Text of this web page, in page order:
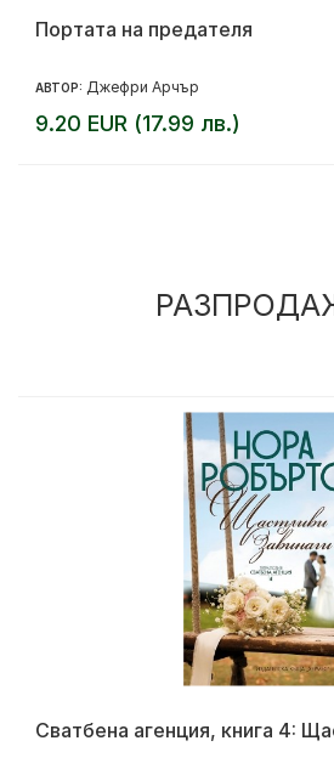
Портата на предателя
АВТОР: Джефри Арчър
9.20 EUR (17.99 лв.)
Сватбена агенция, книга 4: